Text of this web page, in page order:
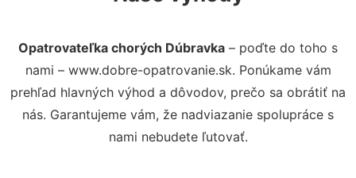
Opatrovateľka chorých Dúbravka – poďte do toho s
nami – www.dobre-opatrovanie.sk. Ponúkame vám
prehľad hlavných výhod a dôvodov, prečo sa obrátiť na
nás. Garantujeme vám, že nadviazanie spolupráce s
nami nebudete ľutovať.